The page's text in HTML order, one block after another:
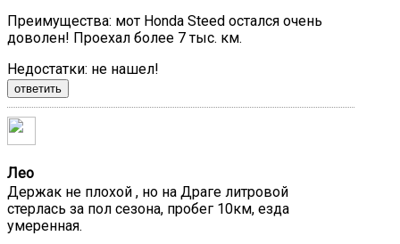
Преимущества: мот Honda Steed остался очень
доволен! Проехал более 7 тыс. км.
Недостатки: не нашел!
ответить
Лео
Держак не плохой , но на Драге литровой
стерлась за пол сезона, пробег 10км, езда
умеренная.